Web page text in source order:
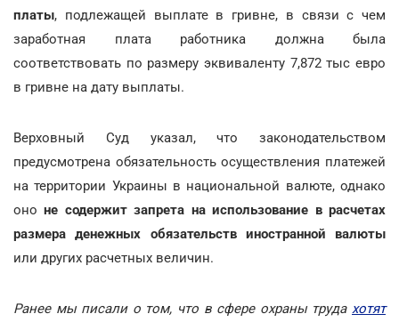
платы, подлежащей выплате в гривне, в связи с чем
заработная плата работника должна была
соответствовать по размеру эквиваленту 7,872 тыс евро
в гривне на дату выплаты.
Верховный Суд указал, что законодательством
предусмотрена обязательность осуществления платежей
на территории Украины в национальной валюте, однако
оно не содержит запрета на использование в расчетах
размера денежных обязательств иностранной валюты
или других расчетных величин.
Ранее мы писали о том, что в сфере охраны труда хотят